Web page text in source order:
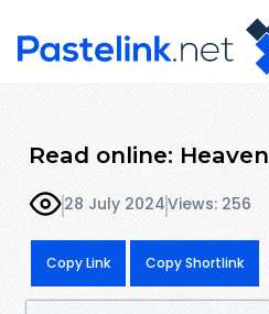
Read online: Heaven
28 July 2024Views: 256
Copy Link Copy Shortlink